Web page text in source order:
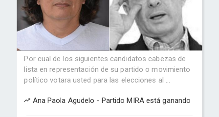
Por cual de los siguientes candidatos cabezas de
lista en representación de su partido o movimiento
político votara usted para las elecciones al ...
Ana Paola Agudelo - Partido MIRA está ganando